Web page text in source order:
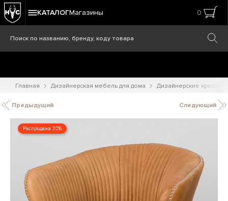
КАТАЛОГМагазины 0
Главная Дизайнерская мебель для дома Дизайнерские кресла
Предыдущий Следующий
Распродажа 30%